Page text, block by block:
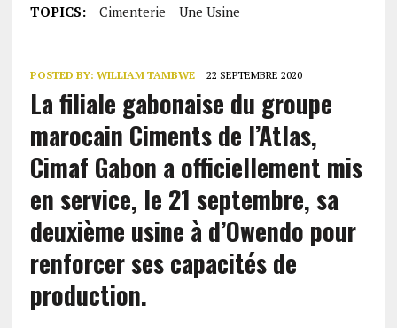
TOPICS: Cimenterie Une Usine
POSTED BY: WILLIAM TAMBWE 22 SEPTEMBRE 2020
La filiale gabonaise du groupe
marocain Ciments de l’Atlas,
Cimaf Gabon a officiellement mis
en service, le 21 septembre, sa
deuxième usine à d’Owendo pour
renforcer ses capacités de
production.